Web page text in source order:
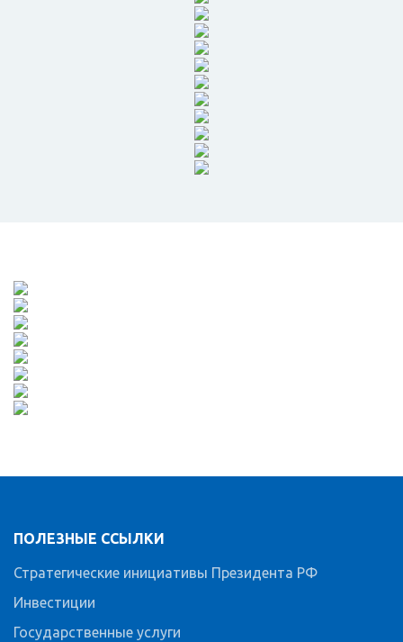
ПОЛЕЗНЫЕ ССЫЛКИ
Стратегические инициативы Президента РФ
Инвестиции
Государственные услуги